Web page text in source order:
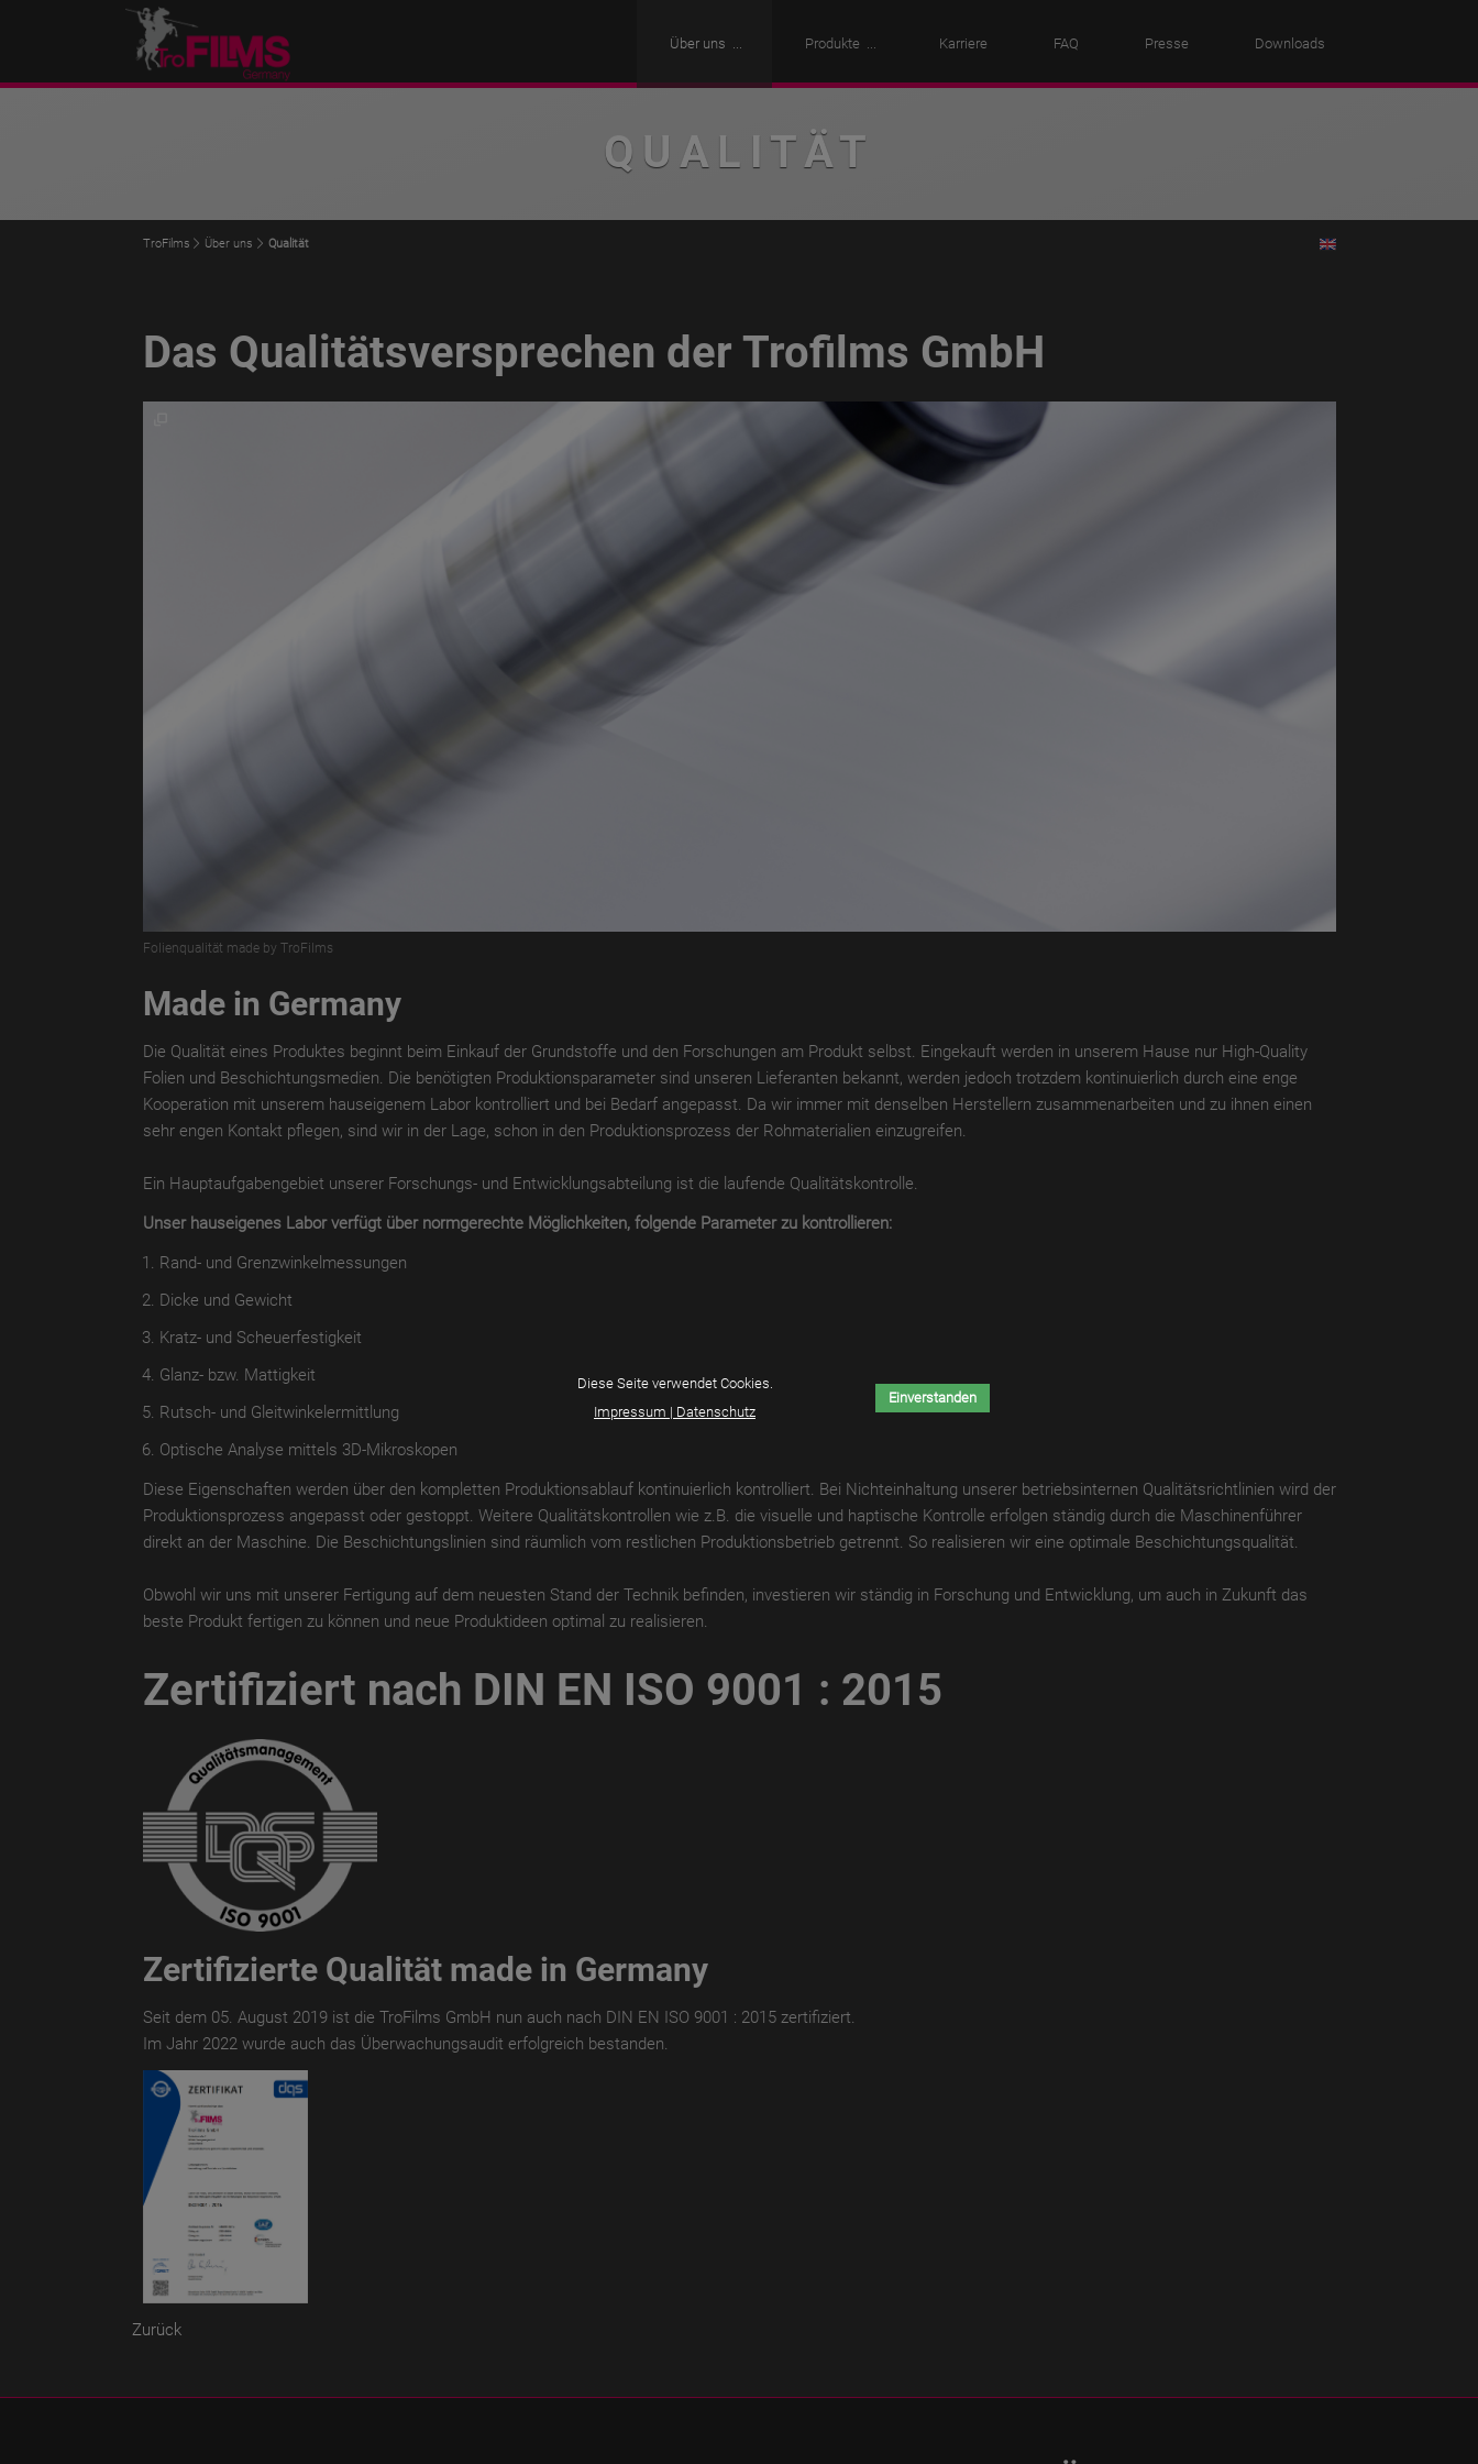
Über uns Produkte Karriere FAQ Presse Downloads
QUALITÄT
TroFilms Über uns Qualität
Das Qualitätsversprechen der Trofilms GmbH
Folienqualität made by TroFilms
Made in Germany
Die Qualität eines Produktes beginnt beim Einkauf der Grundstoffe und den Forschungen am Produkt selbst. Eingekauft werden in unserem Hause nur High-Quality
Folien und Beschichtungsmedien. Die benötigten Produktionsparameter sind unseren Lieferanten bekannt, werden jedoch trotzdem kontinuierlich durch eine enge
Kooperation mit unserem hauseigenem Labor kontrolliert und bei Bedarf angepasst. Da wir immer mit denselben Herstellern zusammenarbeiten und zu ihnen einen
sehr engen Kontakt pflegen, sind wir in der Lage, schon in den Produktionsprozess der Rohmaterialien einzugreifen.
Ein Hauptaufgabengebiet unserer Forschungs- und Entwicklungsabteilung ist die laufende Qualitätskontrolle.
Unser hauseigenes Labor verfügt über normgerechte Möglichkeiten, folgende Parameter zu kontrollieren:
Rand- und Grenzwinkelmessungen
Dicke und Gewicht
Kratz- und Scheuerfestigkeit
Glanz- bzw. Mattigkeit
Rutsch- und Gleitwinkelermittlung
Optische Analyse mittels 3D-Mikroskopen
Diese Eigenschaften werden über den kompletten Produktionsablauf kontinuierlich kontrolliert. Bei Nichteinhaltung unserer betriebsinternen Qualitätsrichtlinien wird der
Produktionsprozess angepasst oder gestoppt. Weitere Qualitätskontrollen wie z.B. die visuelle und haptische Kontrolle erfolgen ständig durch die Maschinenführer
direkt an der Maschine. Die Beschichtungslinien sind räumlich vom restlichen Produktionsbetrieb getrennt. So realisieren wir eine optimale Beschichtungsqualität.
Obwohl wir uns mit unserer Fertigung auf dem neuesten Stand der Technik befinden, investieren wir ständig in Forschung und Entwicklung, um auch in Zukunft das
beste Produkt fertigen zu können und neue Produktideen optimal zu realisieren.
Zertifiziert nach DIN EN ISO 9001 : 2015
Zertifizierte Qualität made in Germany
Seit dem 05. August 2019 ist die TroFilms GmbH nun auch nach DIN EN ISO 9001 : 2015 zertifiziert.
Im Jahr 2022 wurde auch das Überwachungsaudit erfolgreich bestanden.
Zurück
Diese Seite verwendet Cookies.
Impressum | Datenschutz
Einverstanden